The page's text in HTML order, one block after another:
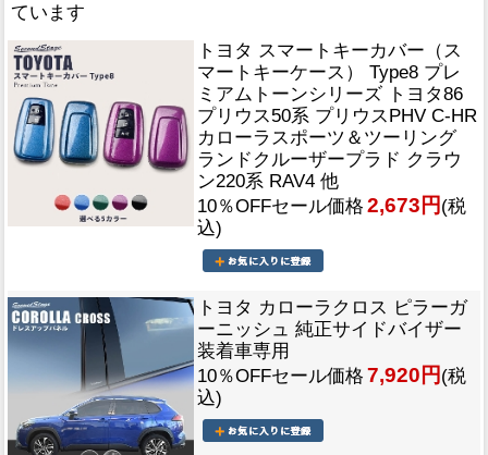
ています
トヨタ スマートキーカバー（ス
マートキーケース） Type8 プレ
ミアムトーンシリーズ トヨタ86
プリウス50系 プリウスPHV C-HR
カローラスポーツ＆ツーリング
ランドクルーザープラド クラウ
ン220系 RAV4 他
10％OFFセール価格 2,673円 (税
込)
トヨタ カローラクロス ピラーガ
ーニッシュ 純正サイドバイザー
装着車専用
10％OFFセール価格 7,920円 (税
込)